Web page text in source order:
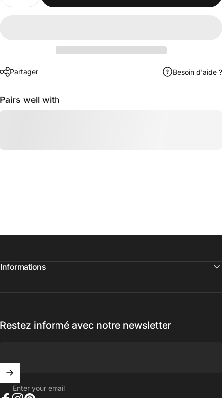
Partager Besoin d'aide ?
Pairs well with
Informations
Restez informé avec notre newsletter
Enter your email